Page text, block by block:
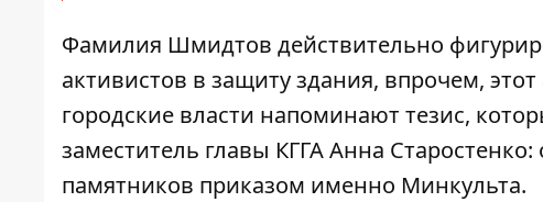
Фамилия Шмидтов действительно
активистов в защиту здания, впрочем,
городские власти напоминают тезис,
заместитель главы КГГА Анна Старостенко:
памятников приказом именно Минкульта.